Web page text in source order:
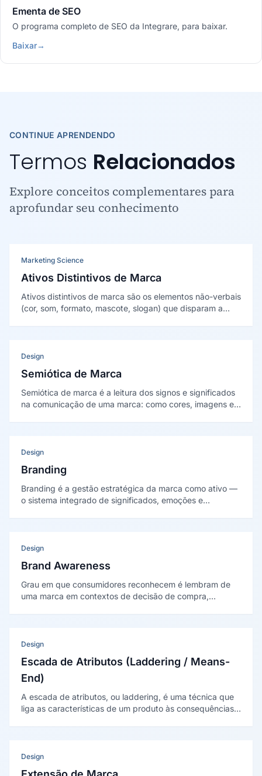
Ementa de SEO
O programa completo de SEO da Integrare, para baixar.
Baixar→
CONTINUE APRENDENDO
Termos Relacionados
Explore conceitos complementares para
aprofundar seu conhecimento
Marketing Science
Ativos Distintivos de Marca
Ativos distintivos de marca são os elementos não-verbais
(cor, som, formato, mascote, slogan) que disparam a
Design
Semiótica de Marca
Semiótica de marca é a leitura dos signos e significados
na comunicação de uma marca: como cores, imagens e
Design
Branding
Branding é a gestão estratégica da marca como ativo —
o sistema integrado de significados, emoções e
Design
Brand Awareness
Grau em que consumidores reconhecem é lembram de
uma marca em contextos de decisão de compra,
Design
Escada de Atributos (Laddering / Means-
End)
A escada de atributos, ou laddering, é uma técnica que
liga as características de um produto às consequências
Design